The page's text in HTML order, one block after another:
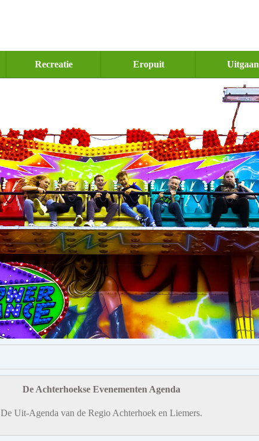
Recreatie Eropuit Uitgaan
De Achterhoekse Evenementen Agenda
De Uit-Agenda van de Regio Achterhoek en Liemers.